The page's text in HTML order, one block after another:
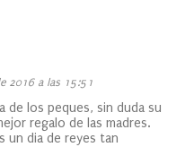
2016 a las 15:51
de los peques, sin duda su
regalo de las madres.
un dia de reyes tan